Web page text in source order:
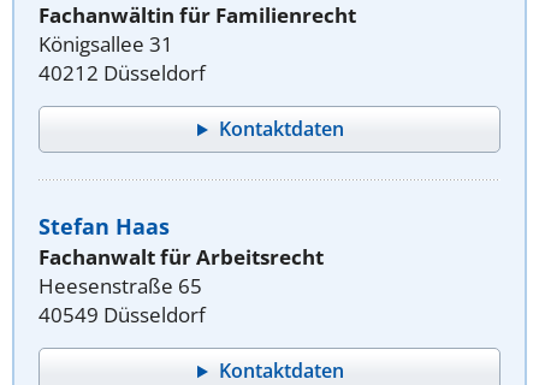
Fachanwältin für Familienrecht
Königsallee 31
40212 Düsseldorf
Kontaktdaten
Stefan Haas
Fachanwalt für Arbeitsrecht
Heesenstraße 65
40549 Düsseldorf
Kontaktdaten